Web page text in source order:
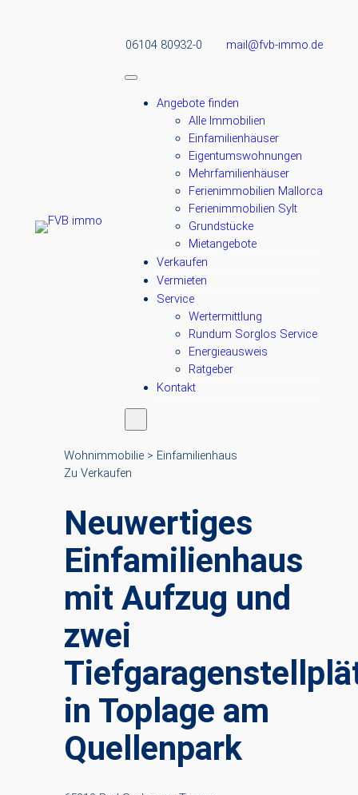
06104 80932-0 mail@fvb-immo.de
Angebote finden
Alle Immobilien
Einfamilienhäuser
Eigentumswohnungen
Mehrfamilienhäuser
Ferienimmobilien Mallorca
Ferienimmobilien Sylt
Grundstücke
Mietangebote
Verkaufen
Vermieten
Service
Wertermittlung
Rundum Sorglos Service
Energieausweis
Ratgeber
Kontakt
Wohnimmobilie > Einfamilienhaus
Zu Verkaufen
Neuwertiges
Einfamilienhaus
mit Aufzug und
zwei
in Toplage am
Quellenpark